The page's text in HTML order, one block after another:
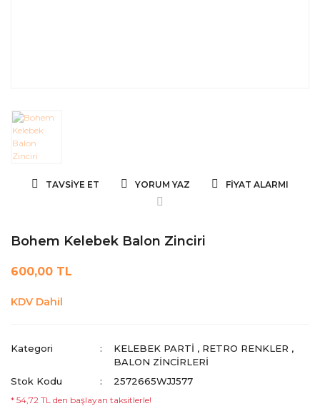
TAVSIYE ET YORUM YAZ FIYAT ALARMI
Bohem Kelebek Balon Zinciri
600,00 TL
KDV Dahil
Kategori KELEBEK PARTI , RETRO RENKLER ,
BALON ZİNCİRLERİ
Stok Kodu
2572665WJJ577
* 54,72 TL den başlayan taksitlerle!